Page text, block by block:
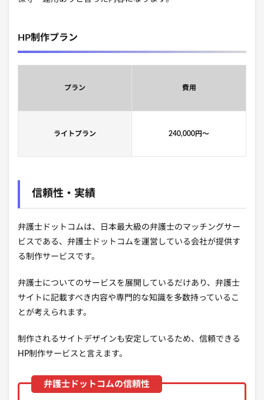
HP制作プラン
プラン 費用
ライトプラン 240,000円〜
信頼性・実績
弁護士ドットコムは、日本最大級の弁護士のマッチングサー
ビスである、弁護士ドットコムを運営している会社が提供す
る制作サービスです。
弁護士についてのサービスを展開しているだけあり、弁護士
サイトに記載すべき内容や専門的な知識を多数持っているこ
とが考えられます。
制作されるサイトデザインも安定しているため、信頼できる
HP制作サービスと言えます。